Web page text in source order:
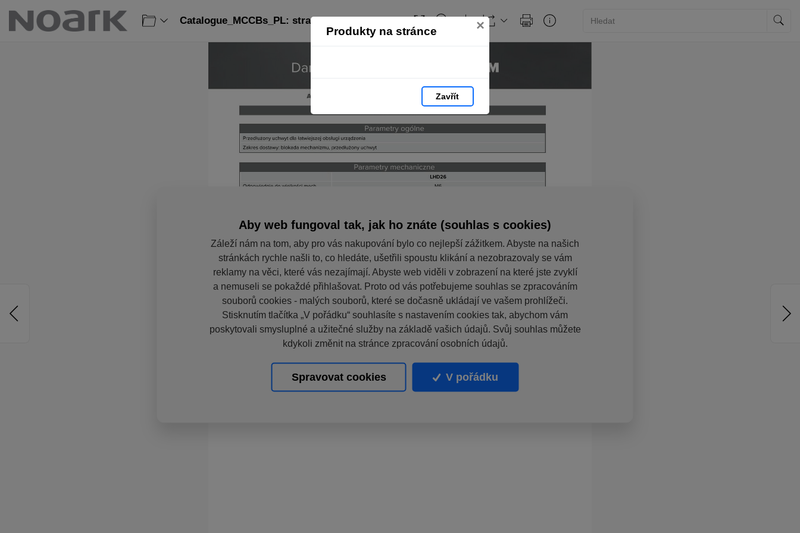
Produkty na stránce ×
Zavřít
Catalogue_MCCBs_PL: strana 348
Aby web fungoval tak, jak ho znáte (souhlas s cookies)
Záleží nám na tom, aby pro vás nakupování bylo co nejlepší zážitkem. Abyste na našich
stránkách rychle našli to, co hledáte, ušetřili spoustu klikání a nezobrazovaly se vám
reklamy na věci, které vás nezajímají. Abyste web viděli v zobrazení na které jste zvyklí
a nemuseli se pokaždé přihlašovat. Proto od vás potřebujeme souhlas se zpracováním
souborů cookies - malých souborů, které se dočasně ukládají ve vašem prohlížeči.
Stisknutím tlačítka „V pořádku“ souhlasíte s nastavením cookies tak, abychom vám
poskytovali smysluplné a užitečné služby na základě vašich údajů. Svůj souhlas můžete
kdykoli změnit na stránce zpracování osobních údajů.
Spravovat cookies V pořádku